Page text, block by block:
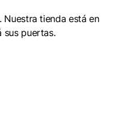
Nuestra tienda está en
sus puertas.